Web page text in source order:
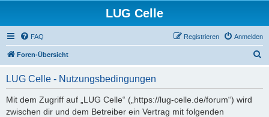
LUG Celle
FAQ Anmelden
Registrieren
Foren-Übersicht
LUG Celle - Nutzungsbedingungen
Mit dem Zugriff auf „LUG Celle“ („https://lug-celle.de/forum“) wird
zwischen dir und dem Betreiber ein Vertrag mit folgenden